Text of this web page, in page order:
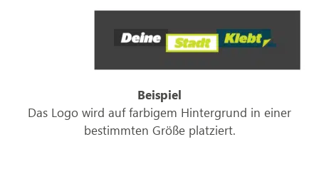
Beispiel
Das Logo wird auf farbigem Hintergrund in einer
bestimmten Größe platziert.